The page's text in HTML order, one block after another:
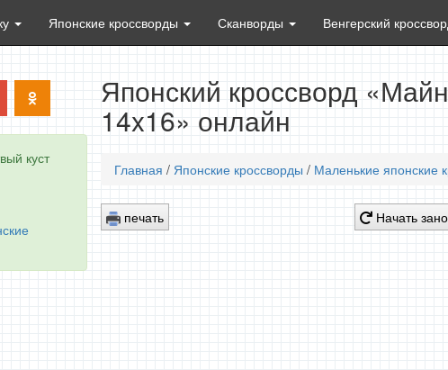
Японские кроссворды Сканворды Венгерский
куст
Японский кроссворд
14x16» онлайн
Главная / Японские кроссворды / Маленькие японские
печать Начать